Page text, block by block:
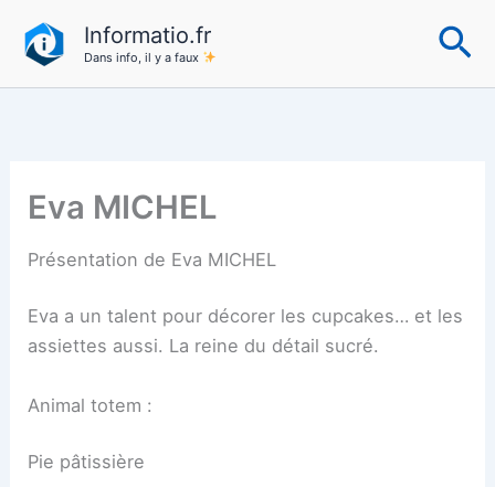
contenu
Informatio.fr
Dans info, il y a faux
Eva MICHEL
Présentation de Eva MICHEL
Eva a un talent pour décorer les cupcakes… et les
assiettes aussi. La reine du détail sucré.
Animal totem :
Pie pâtissière